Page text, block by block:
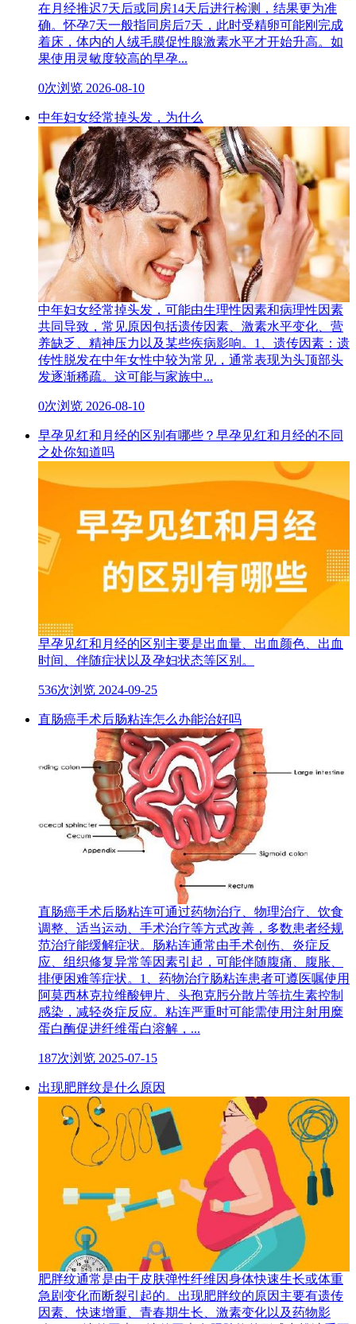
在月经推迟7天后或同房14天后进行检测，结果更为准
确。怀孕7天一般指同房后7天，此时受精卵可能刚完成
着床，体内的人绒毛膜促性腺激素水平才开始升高。如
果使用灵敏度较高的早孕...
0次浏览 2026-08-10
中年妇女经常掉头发，为什么
中年妇女经常掉头发，可能由生理性因素和病理性因素
共同导致，常见原因包括遗传因素、激素水平变化、营
养缺乏、精神压力以及某些疾病影响。1、遗传因素：遗
传性脱发在中年女性中较为常见，通常表现为头顶部头
发逐渐稀疏。这可能与家族中...
0次浏览 2026-08-10
早孕见红和月经的区别有哪些？早孕见红和月经的不同
之处你知道吗
早孕见红和月经的区别主要是出血量、出血颜色、出血
时间、伴随症状以及孕妇状态等区别。
536次浏览 2024-09-25
直肠癌手术后肠粘连怎么办能治好吗
直肠癌手术后肠粘连可通过药物治疗、物理治疗、饮食
调整、适当运动、手术治疗等方式改善，多数患者经规
范治疗能缓解症状。肠粘连通常由手术创伤、炎症反
应、组织修复异常等因素引起，可能伴随腹痛、腹胀、
排便困难等症状。1、药物治疗肠粘连患者可遵医嘱使用
阿莫西林克拉维酸钾片、头孢克肟分散片等抗生素控制
感染，减轻炎症反应。粘连严重时可能需使用注射用糜
蛋白酶促进纤维蛋白溶解，...
187次浏览 2025-07-15
出现肥胖纹是什么原因
肥胖纹通常是由于皮肤弹性纤维因身体快速生长或体重
急剧变化而断裂引起的。出现肥胖纹的原因主要有遗传
因素、快速增重、青春期生长、激素变化以及药物影